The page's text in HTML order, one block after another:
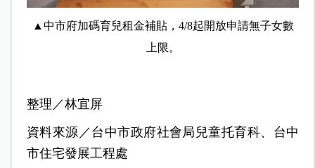
▲中市府加碼育兒租金補貼，4/8起開放申請無子女數
上限。
整理／林宜屏
資料來源／台中市政府社會局兒童托育科、台中
市住宅發展工程處